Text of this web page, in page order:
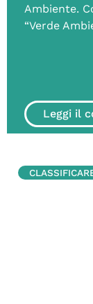
Ambiente.
“Verde
Leggi il